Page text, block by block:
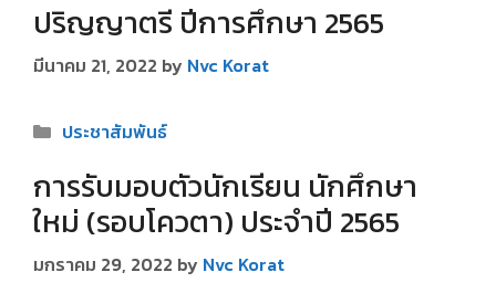
ปริญญาตรี ปีการศึกษา 2565
มีนาคม 21, 2022 by Nvc Korat
Categories
ประชาสัมพันธ์
การรับมอบตัวนักเรียน นักศึกษา
ใหม่ (รอบโควตา) ประจำปี 2565
มกราคม 29, 2022 by Nvc Korat